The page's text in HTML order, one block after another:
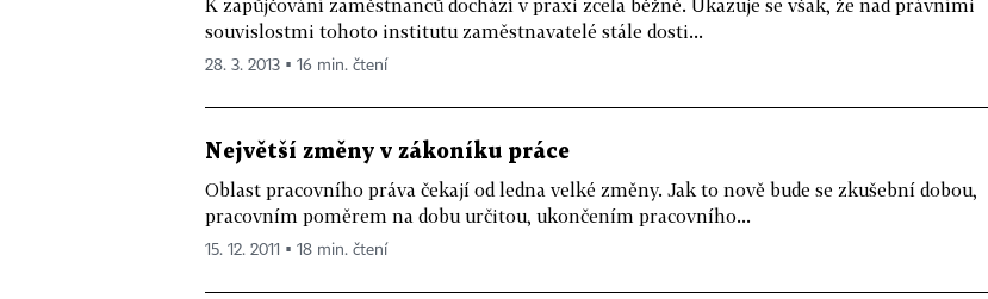
K zapůjčování zaměstnanců dochází v praxi zcela běžně. Ukazuje se však, že nad právními
souvislostmi tohoto institutu zaměstnavatelé stále dosti...
28. 3. 2013 ▪ 16 min. čtení
Největší změny v zákoníku práce
Oblast pracovního práva čekají od ledna velké změny. Jak to nově bude se zkušební dobou,
pracovním poměrem na dobu určitou, ukončením pracovního...
15. 12. 2011 ▪ 18 min. čtení